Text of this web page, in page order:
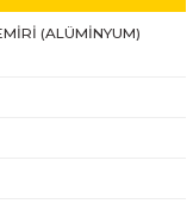
(ALÜMİNYUM)